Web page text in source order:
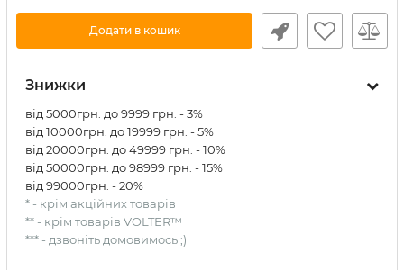
Додати в кошик
Знижки
від 5000грн. до 9999 грн. - 3%
від 10000грн. до 19999 грн. - 5%
від 20000грн. до 49999 грн. - 10%
від 50000грн. до 98999 грн. - 15%
від 99000грн. - 20%
* - крім акційних товарів
** - крім товарів VOLTER™
*** - дзвоніть домовимось ;)